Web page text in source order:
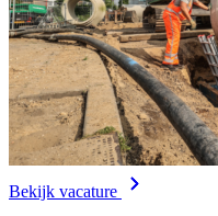
Bekijk vacature